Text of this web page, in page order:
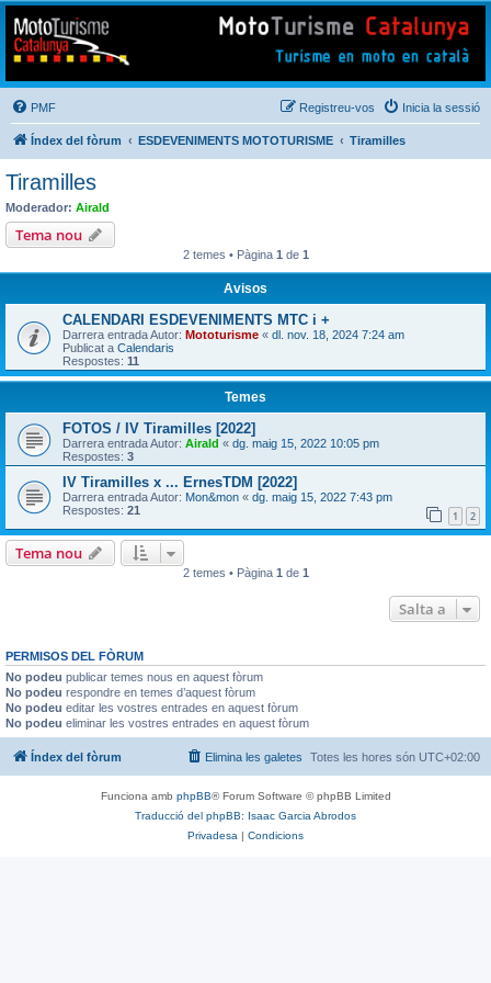
Mototurisme
Turisme en moto en català
PMF Inicia la sessió
Registreu-vos
Índex del fòrum ESDEVENIMENTS MOTOTURISME Tiramilles
Tiramilles
Moderador: Airald
Tema nou
2 temes • Pàgina 1 de 1
Avisos
CALENDARI ESDEVENIMENTS MTC i +
Darrera entrada Autor: Mototurisme « dl. nov. 18, 2024 7:24 am
Publicat a Calendaris
Respostes: 11
Temes
FOTOS / IV Tiramilles [2022]
Darrera entrada Autor: Airald « dg. maig 15, 2022 10:05 pm
Respostes: 3
IV Tiramilles x ... ErnesTDM [2022]
Darrera entrada Autor: Mon&mon « dg. maig 15, 2022 7:43 pm
Respostes: 21 1 2
Tema nou
2 temes • Pàgina 1 de 1
Salta a
PERMISOS DEL FÒRUM
No podeu publicar temes nous en aquest fòrum
No podeu respondre en temes d’aquest fòrum
No podeu editar les vostres entrades en aquest fòrum
No podeu eliminar les vostres entrades en aquest fòrum
Índex del fòrum Totes les hores són UTC+02:00
Elimina les galetes
Funciona amb phpBB® Forum Software © phpBB Limited
Traducció del phpBB: Isaac Garcia Abrodos
Privadesa | Condicions